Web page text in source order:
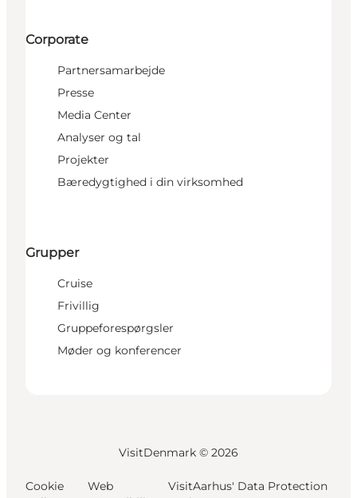
Corporate
Partnersamarbejde
Presse
Media Center
Analyser og tal
Projekter
Bæredygtighed i din virksomhed
Grupper
Cruise
Frivillig
Gruppeforespørgsler
Møder og konferencer
VisitDenmark © 2026
Cookie
Web
VisitAarhus' Data Protection